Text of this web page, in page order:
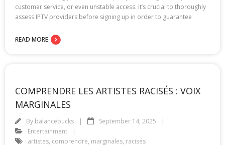
customer service, or even unstable access. It’s crucial to thoroughly
assess IPTV providers before signing up in order to guarantee
READ MORE
COMPRENDRE LES ARTISTES RACISÉS : VOIX
MARGINALES
By balancebucks
September 14, 2025
Entertainment
artistes, comprendre, marginales, racisés